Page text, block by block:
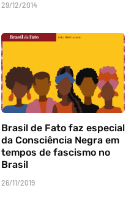
29/12/2014
Brasil de Fato faz especial
da Consciência Negra em
tempos de fascismo no
Brasil
26/11/2019